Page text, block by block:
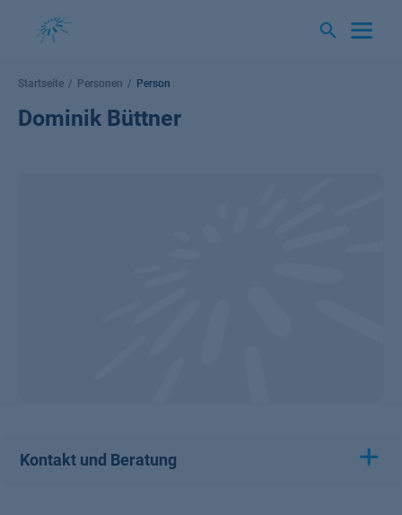
Startseite Personen Person
Dominik Büttner
Kontakt und Beratung